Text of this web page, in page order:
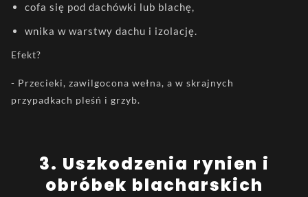
cofa się pod dachówki lub blachę,
wnika w warstwy dachu i izolację.
Efekt?
- Przecieki, zawilgocona wełna, a w skrajnych
przypadkach pleśń i grzyb.
3️. Uszkodzenia rynien i
obróbek blacharskich